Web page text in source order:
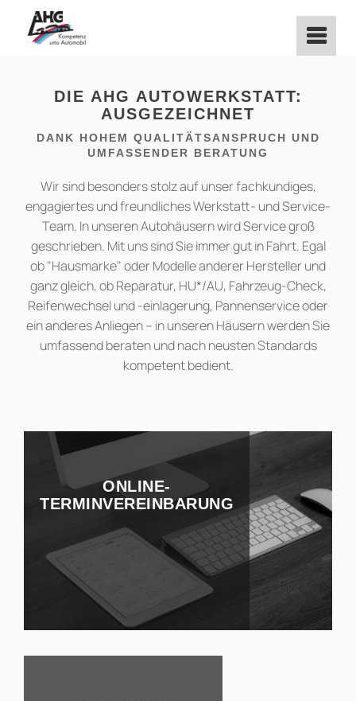
springen
DIE AHG AUTOWERKSTATT:
AUSGEZEICHNET
DANK HOHEM QUALITÄTSANSPRUCH UND
UMFASSENDER BERATUNG
Wir sind besonders stolz auf unser fachkundiges,
engagiertes und freundliches Werkstatt- und Service-
Team. In unseren Autohäusern wird Service groß
geschrieben. Mit uns sind Sie immer gut in Fahrt. Egal
ob "Hausmarke" oder Modelle anderer Hersteller und
ganz gleich, ob Reparatur, HU*/AU, Fahrzeug-Check,
Reifenwechsel und -einlagerung, Pannenservice oder
ein anderes Anliegen – in unseren Häusern werden Sie
umfassend beraten und nach neusten Standards
kompetent bedient.
ONLINE-
TERMINVEREINBARUNG